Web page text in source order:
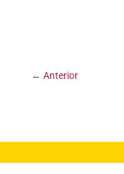
← Anterior